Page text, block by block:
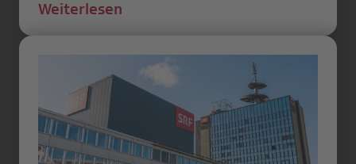
Weiterlesen